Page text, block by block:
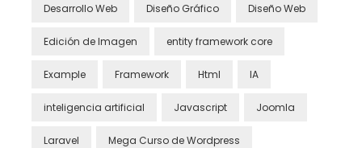
Desarrollo Web Diseño Gráfico Diseño Web
Edición de Imagen entity framework core
Example Framework Html IA
inteligencia artificial Javascript Joomla
Laravel Mega Curso de Wordpress